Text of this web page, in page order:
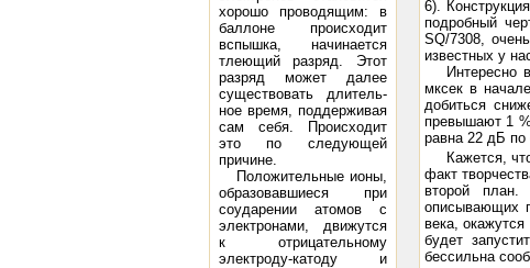
хорошо проводящим: в
баллоне проис­ходит
вспышка, начинается
тлеющий разряд. Этот
разряд может далее
существовать длитель­
ное время, поддерживая
сам себя. Происходит
это по следующей
причине.
Положительные ионы,
образовавшиеся при
соударении атомов с
электронами, движутся
к отрицательному
электроду-катоду и
6).
подробный
SQ/7308,
известных у
Интересно
мксек в
добиться
превышают 1
равна 22 дБ
Кажется,
факт
второй
описывающих
века,
будет
бессильна